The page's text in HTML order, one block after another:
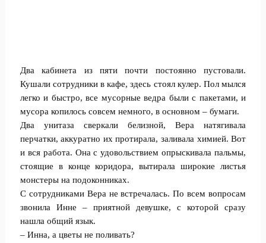
Два кабинета из пяти почти постоянно пустовали.
Кушали сотрудники в кафе, здесь стоял кулер. Пол мылся
легко и быстро, все мусорные ведра были с пакетами, и
мусора копилось совсем немного, в основном – бумаги.
Два унитаза сверкали белизной, Вера натягивала
перчатки, аккуратно их протирала, заливала химией. Вот
и вся работа. Она с удовольствием опрыскивала пальмы,
стоящие в конце коридора, вытирала широкие листья
монстеры на подоконниках.
С сотрудниками Вера не встречалась. По всем вопросам
звонила Инне – приятной девушке, с которой сразу
нашла общий язык.
– Инна, а цветы не поливать?